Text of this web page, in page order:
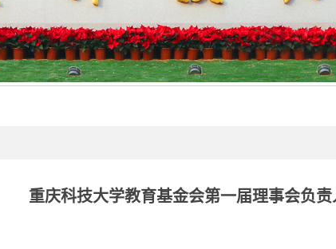
重庆科技大学教育基金会第一届理事会负